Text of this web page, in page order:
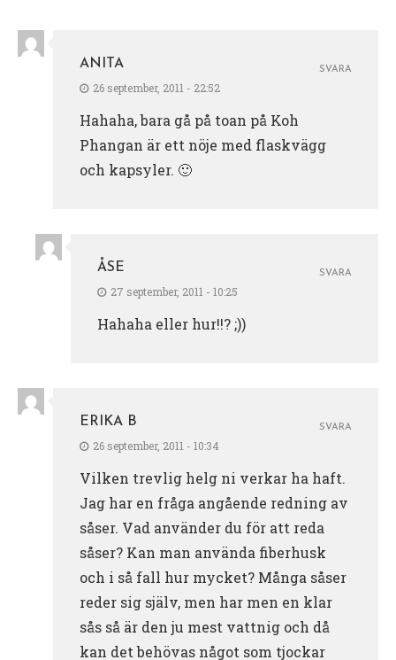
ANITA
26 september, 2011 - 22:52
Hahaha, bara gå på toan på Koh
Phangan är ett nöje med flaskvägg
och kapsyler. 🙂
SVARA
ÅSE
27 september, 2011 - 10:25
Hahaha eller hur!!? ;))
SVARA
ERIKA B
26 september, 2011 - 10:34
Vilken trevlig helg ni verkar ha haft.
Jag har en fråga angående redning av
såser. Vad använder du för att reda
såser? Kan man använda fiberhusk
och i så fall hur mycket? Många såser
reder sig själv, men har men en klar
sås så är den ju mest vattnig och då
kan det behövas något som tjockar
SVARA